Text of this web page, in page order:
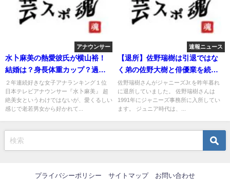
アナウンサー
水卜麻美の熱愛彼氏が横山裕！
結婚は？身長体重カップ？過去
や妹は？
２年連続好きな女子アナランキング１位
日本テレビアナウンサー『水卜麻美』 超
絶美女というわけではないが、愛くるしい
感じで老若男女から好かれて...
速報ニュース
【退所】佐野瑞樹は引退ではな
く弟の佐野大樹と俳優業を続け
る。
佐野瑞樹さんがジャニーズJr.を昨年暮れ
に退所していました。 佐野瑞樹さんは
1991年にジャニーズ事務所に入所してい
ます。 ジュニア時代は、...
プライバシーポリシー サイトマップ お問い合わせ